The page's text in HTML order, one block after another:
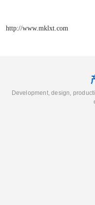
http://www.mklxt.com
Development, design,